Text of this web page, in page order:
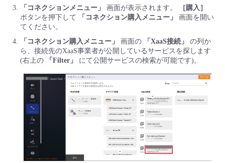
「コネクションメニュー」
画面が表示されます。
［購入］
ボタンを押下して
「コネクション購入メニュー」
画面を開い
てください。
「コネクション購入メニュー」
画面の 「XaaS接続」
の列か
ら、接続先のXaaS事業者が公開しているサービスを探します
(右上の
「Filter」 にて公開サービスの検索が可能です)。